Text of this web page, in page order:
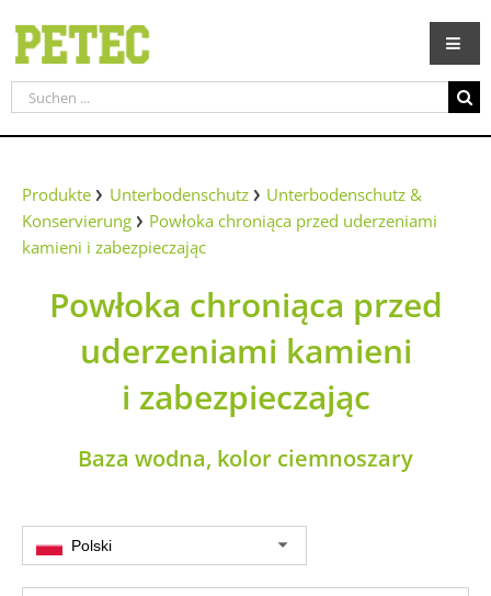
Inhalt
springen
Suche
nach:
Produkte Unterbodenschutz
Unterbodenschutz &
Konservierung
Powłoka chroniąca przed uderzeniami
kamieni i zabezpieczając
Powłoka chroniąca przed
uderzeniami kamieni
i zabezpieczając
Baza wodna, kolor ciemnoszary
Polski